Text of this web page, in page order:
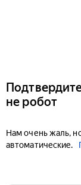
не робот
Нам очень жаль,
автоматические.